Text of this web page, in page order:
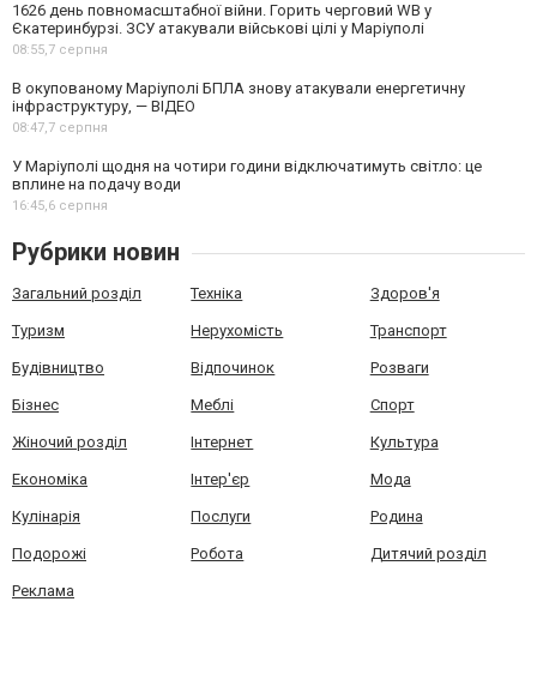
1626 день повномасштабної війни. Горить черговий WB у
Єкатеринбурзі. ЗСУ атакували військові цілі у Маріуполі
08:55,7 серпня
В окупованому Маріуполі БПЛА знову атакували енергетичну
інфраструктуру, — ВІДЕО
08:47,7 серпня
У Маріуполі щодня на чотири години відключатимуть світло: це
вплине на подачу води
16:45,6 серпня
Рубрики новин
Загальний розділ Техніка Здоров'я
Туризм Нерухомість Транспорт
Будівництво Відпочинок Розваги
Бізнес Меблі Спорт
Жіночий розділ Інтернет Культура
Економіка Інтер'єр Мода
Кулінарія Послуги Родина
Подорожі Робота Дитячий розділ
Реклама